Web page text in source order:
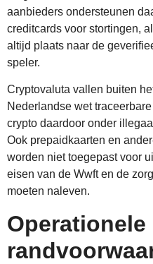
aanbieders ondersteunen
creditcards voor stortingen,
altijd plaats naar de
speler.
Cryptovaluta vallen buiten
Nederlandse wet
crypto daardoor onder
Ook prepaidkaarten en
worden niet toegepast voor
eisen van de Wwft en de
moeten naleven.
Operationele